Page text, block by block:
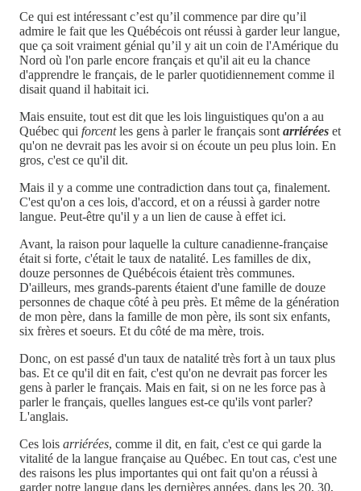
Ce qui est intéressant c’est qu’il commence par dire qu’il
admire le fait que les Québécois ont réussi à garder leur langue,
que ça soit vraiment génial qu’il y ait un coin de l'Amérique du
Nord où l'on parle encore français et qu'il ait eu la chance
d'apprendre le français, de le parler quotidiennement comme il
disait quand il habitait ici.
Mais ensuite, tout est dit que les lois linguistiques qu'on a au
Québec qui forcentles gens à parler le français sont arriérées et
qu'on ne devrait pas les avoir si on écoute un peu plus loin. En
gros, c'est ce qu'il dit.
Mais il y a comme une contradiction dans tout ça, finalement.
C'est qu'on a ces lois, d'accord, et on a réussi à garder notre
langue. Peut-être qu'il y a un lien de cause à effet ici.
Avant, la raison pour laquelle la culture canadienne-française
était si forte, c'était le taux de natalité. Les familles de dix,
douze personnes de Québécois étaient très communes.
D'ailleurs, mes grands-parents étaient d'une famille de douze
personnes de chaque côté à peu près. Et même de la génération
de mon père, dans la famille de mon père, ils sont six enfants,
six frères et soeurs. Et du côté de ma mère, trois.
Donc, on est passé d'un taux de natalité très fort à un taux plus
bas. Et ce qu'il dit en fait, c'est qu'on ne devrait pas forcer les
gens à parler le français. Mais en fait, si on ne les force pas à
parler le français, quelles langues est-ce qu'ils vont parler?
L'anglais.
Ces lois arriérées, comme il dit, en fait, c'est ce qui garde la
vitalité de la langue française au Québec. En tout cas, c'est une
des raisons les plus importantes qui ont fait qu'on a réussi à
garder notre langue dans les dernières années, dans les 20, 30,